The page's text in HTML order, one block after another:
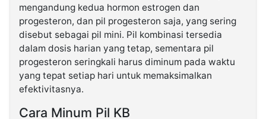
mengandung kedua hormon estrogen dan
progesteron, dan pil progesteron saja, yang sering
disebut sebagai pil mini. Pil kombinasi tersedia
dalam dosis harian yang tetap, sementara pil
progesteron seringkali harus diminum pada waktu
yang tepat setiap hari untuk memaksimalkan
efektivitasnya.
Cara Minum Pil KB